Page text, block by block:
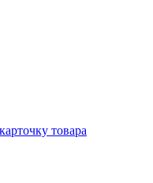
товара